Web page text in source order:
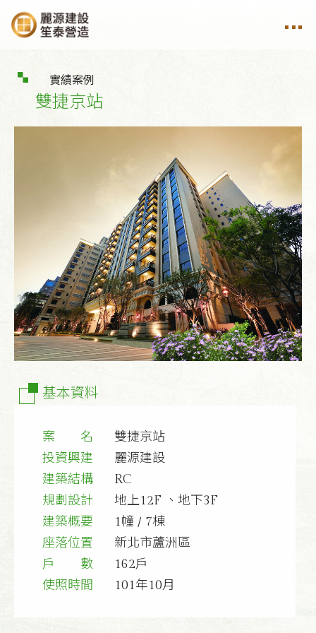
實績案例
雙捷京站
基本資料
案 名
投資興建
建築結構
規劃設計
建築概要
座落位置
戶 數
使照時間
雙捷京站
麗源建設
RC
地上12F 、地下3F
1幢 / 7棟
新北市蘆洲區
162戶
101年10月